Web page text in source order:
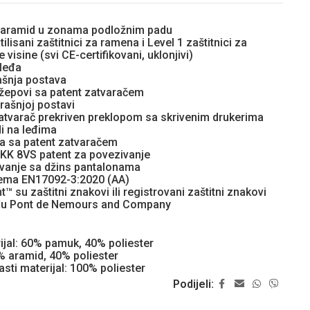
u zonama podložnim padu
zaštitnici za ramena i Level 1 zaštitnici za
visine (svi CE-certifikovani, uklonjivi)
postava
sa patent zatvaračem
postavi
prekriven preklopom sa skrivenim drukerima
na leđima
sa patent zatvaračem
8VS patent za povezivanje
sa džins pantalonama
EN17092-3:2020 (AA)
su zaštitni znakovi ili registrovani zaštitni znakovi
Pont de Nemours and Company
60% pamuk, 40% poliester
aramid, 40% poliester
materijal: 100% poliester
Podijeli: